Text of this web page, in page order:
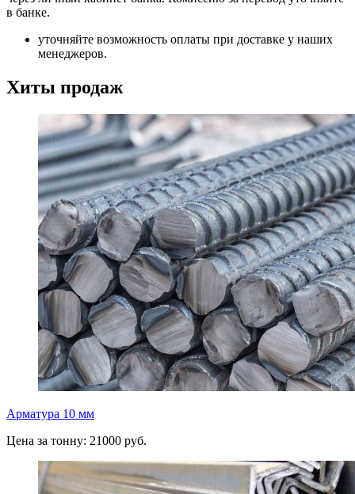
в банке.
уточняйте возможность оплаты при доставке у наших
менеджеров.
Хиты продаж
Арматура 10 мм
Цена за тонну: 21000 руб.